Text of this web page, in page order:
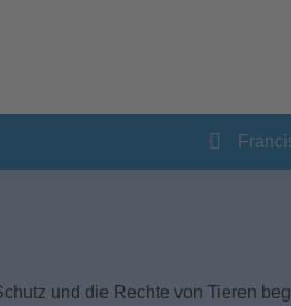
und die Rechte von Tieren